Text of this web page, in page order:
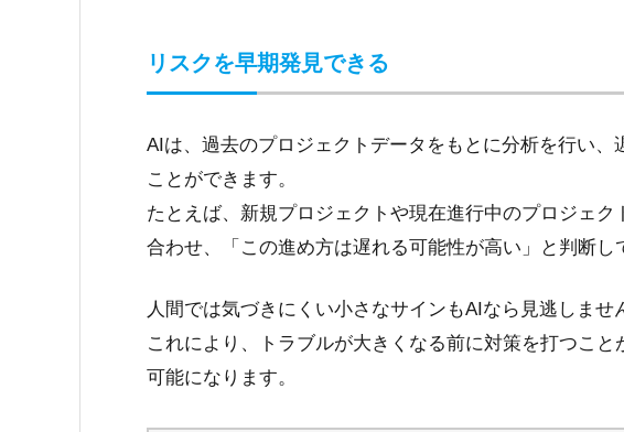
リスクを早期発見できる
AIは、過去のプロジェクトデータをもとに分析を行い
ことができます。
たとえば、新規プロジェクトや現在進行中のプロジェ
合わせ、「この進め方は遅れる可能性が高い」と判断し
人間では気づきにくい小さなサインもAIなら見逃しませ
これにより、トラブルが大きくなる前に対策を打つこ
可能になります。